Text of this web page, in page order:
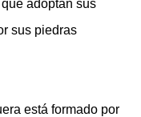
adoptan sus
sus piedras
está formado por